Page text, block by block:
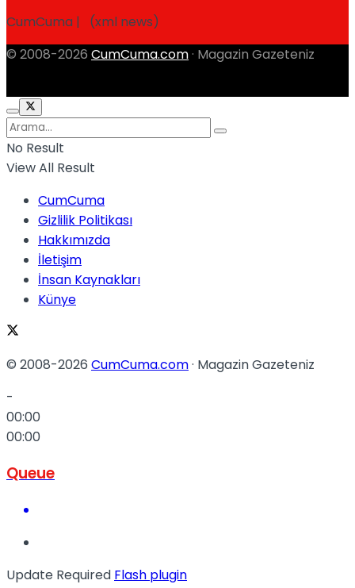
CumCuma | (xml news)
© 2008-2026 CumCuma.com · Magazin Gazeteniz
No Result
View All Result
CumCuma
Gizlilik Politikası
Hakkımızda
İletişim
İnsan Kaynakları
Künye
© 2008-2026 CumCuma.com· Magazin Gazeteniz
-
00:00
00:00
Queue
Update Required Flash plugin